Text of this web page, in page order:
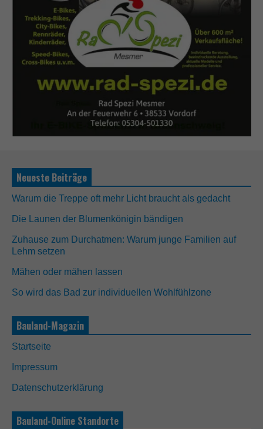
Neueste Beiträge
Warum die Treppe oft mehr Licht braucht als gedacht
Die Launen der Blumenkönigin bändigen
Zuhause zum Durchatmen: Warum junge Familien auf
Lehm setzen
Mähen oder mähen lassen
So wird das Bad zur individuellen Wohlfühlzone
Bauland-Magazin
Startseite
Impressum
Datenschutzerklärung
Bauland-Online Standorte